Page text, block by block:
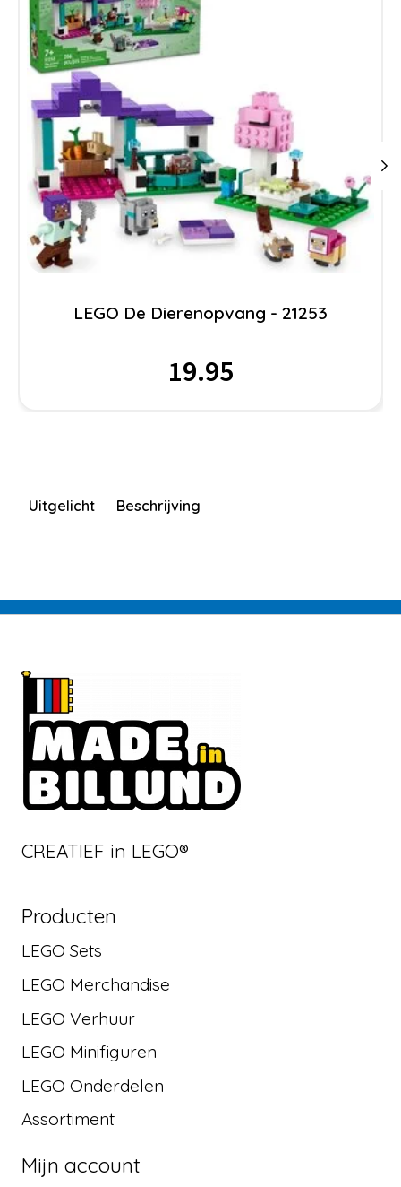
LEGO De Dierenopvang - 21253
19.95
Uitgelicht Beschrijving
CREATIEF in LEGO®
Producten
LEGO Sets
LEGO Merchandise
LEGO Verhuur
LEGO Minifiguren
LEGO Onderdelen
Assortiment
Mijn account